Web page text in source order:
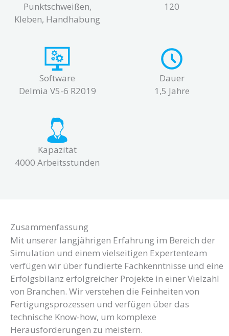
Punktschweißen,
Kleben, Handhabung
120
Software
Delmia V5-6 R2019
Dauer
1,5 Jahre
Kapazität
4000 Arbeitsstunden
Zusammenfassung
Mit unserer langjährigen Erfahrung im Bereich der
Simulation und einem vielseitigen Expertenteam
verfügen wir über fundierte Fachkenntnisse und eine
Erfolgsbilanz erfolgreicher Projekte in einer Vielzahl
von Branchen. Wir verstehen die Feinheiten von
Fertigungsprozessen und verfügen über das
technische Know-how, um komplexe
Herausforderungen zu meistern.